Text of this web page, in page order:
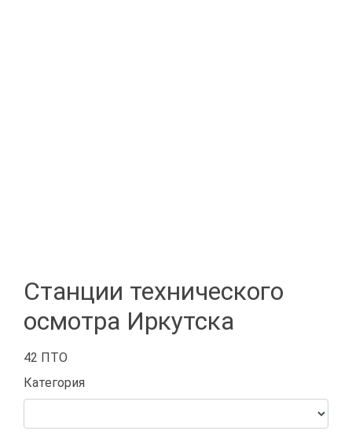
Станции технического
осмотра Иркутска
42 ПТО
Категория